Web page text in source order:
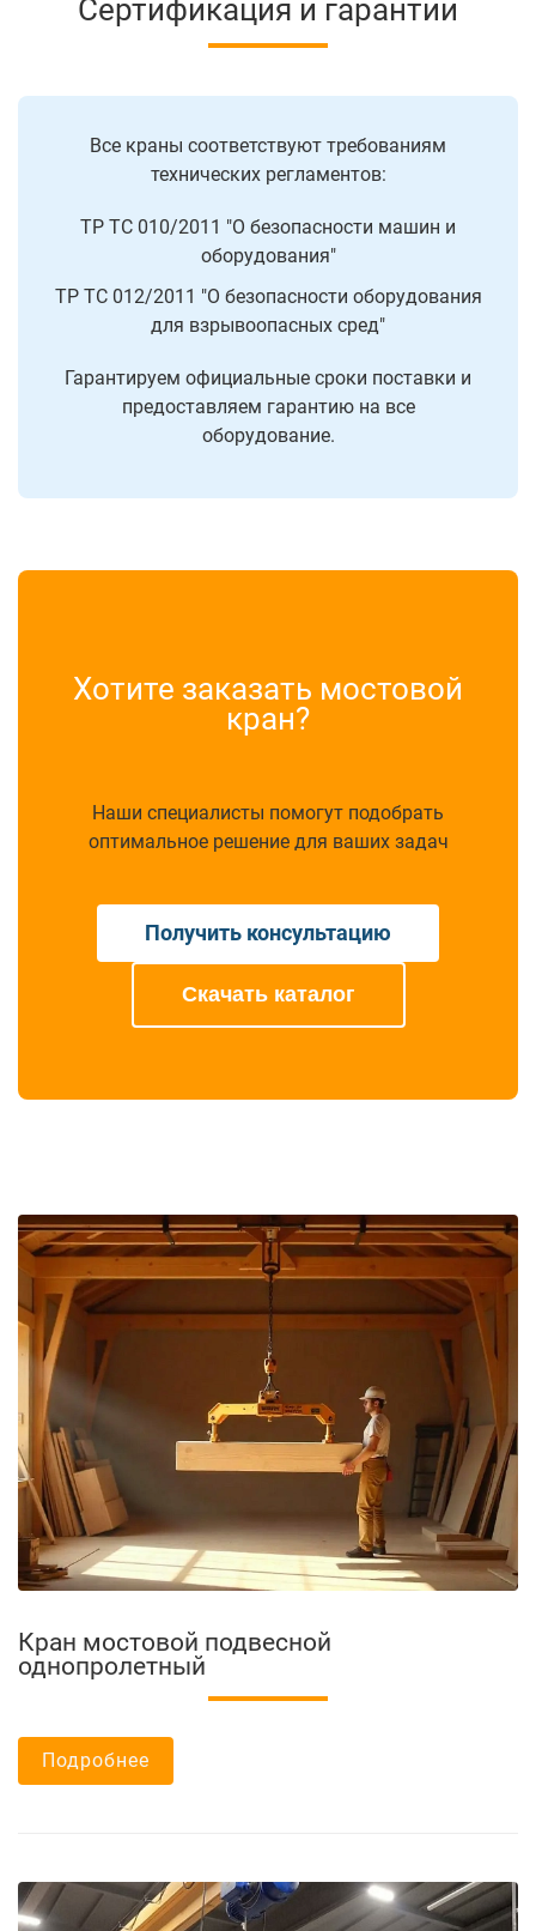
Сертификация и гарантии
Все краны соответствуют требованиям
технических регламентов:
ТР ТС 010/2011 "О безопасности машин и
оборудования"
ТР ТС 012/2011 "О безопасности оборудования
для взрывоопасных сред"
Гарантируем официальные сроки поставки и
предоставляем гарантию на все
оборудование.
Хотите заказать мостовой
кран?
Наши специалисты помогут подобрать
оптимальное решение для ваших задач
Получить консультацию
Скачать каталог
Кран мостовой подвесной
однопролетный
Подробнее